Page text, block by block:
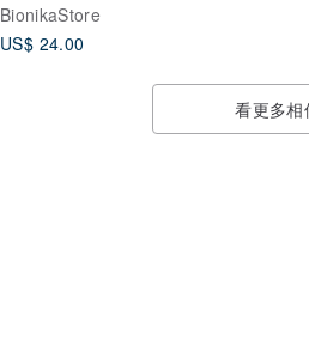
earrings Long
earrings
BionikaStore
US$ 24.00
看更多相